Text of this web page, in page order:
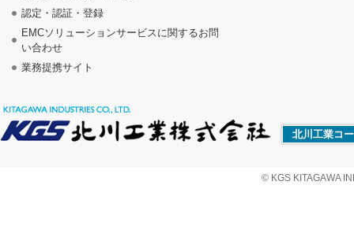
認定・認証・登録
EMCソリューションサービスに関するお問
い合わせ
業務提携サイト
北川工業コ
© KGS KITAGAWA